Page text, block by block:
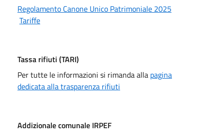
Regolamento Canone Unico Patrimoniale 2025
Tariffe
Tassa rifiuti (TARI)
Per tutte le informazioni si rimanda alla pagina
dedicata alla trasparenza rifiuti
Addizionale comunale IRPEF